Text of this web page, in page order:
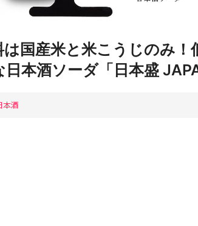
は国産米と米こうじのみ
日本酒ソーダ「日本盛
本酒